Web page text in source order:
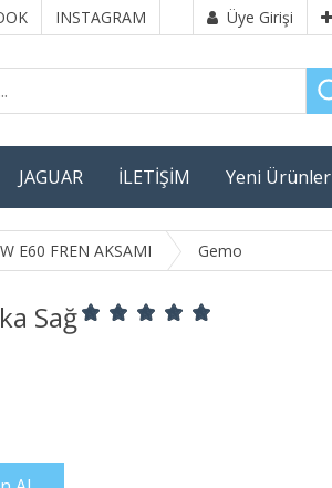
INSTAGRAM Üye Girişi
JAGUAR İLETİŞİM Yeni Ürünler
E60 FREN AKSAMI Gemo
Sağ